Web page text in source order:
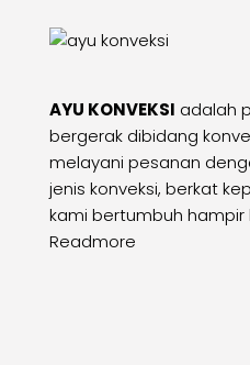
AYU KONVEKSI adalah
bergerak dibidang
melayani pesanan
jenis konveksi, berkat
kami bertumbuh hampir
Readmore